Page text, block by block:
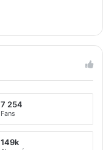
7 254
Fans
149k